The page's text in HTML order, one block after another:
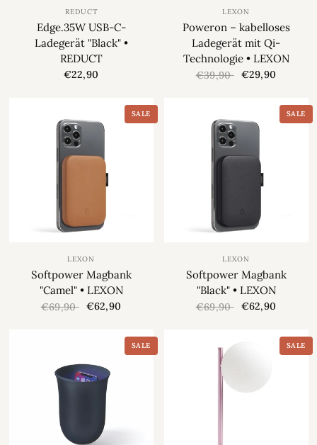
REDUCT
Edge.35W USB-C-
Ladegerät "Black" •
REDUCT
€22,90
LEXON
Poweron – kabelloses
Ladegerät mit Qi-
Technologie • LEXON
€39,90 €29,90
SALE
LEXON
Softpower Magbank
"Camel" • LEXON
€69,90 €62,90
SALE
LEXON
Softpower Magbank
"Black" • LEXON
€69,90 €62,90
SALE SALE